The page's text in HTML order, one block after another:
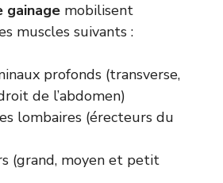
gainage mobilisent
muscles suivants :
profonds (transverse,
de l’abdomen)
lombaires (érecteurs du
(grand, moyen et petit